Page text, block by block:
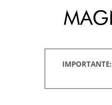
IMPORTANTE: